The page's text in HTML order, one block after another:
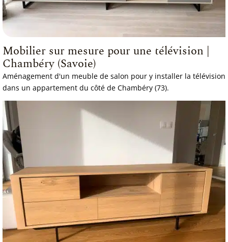
Mobilier sur mesure pour une télévision |
Chambéry (Savoie)
Aménagement d'un meuble de salon pour y installer la télévision
dans un appartement du côté de Chambéry (73).